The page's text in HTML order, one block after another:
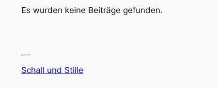
Es wurden keine Beiträge gefunden.
Schall und Stille